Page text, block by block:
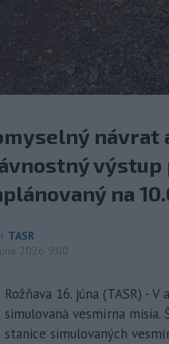
návrat
výstup
na
TASR
2026 9:00
Rožňava 16. júna (TASR) -
simulovaná vesmírna
stanice simulovaných